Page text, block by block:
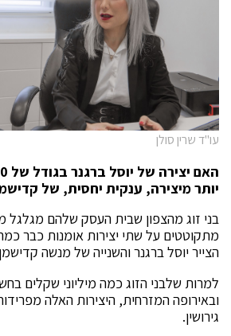
עו"ד שרין סולן
יותר מיצירה, ענקית יחסית, של
בני זוג מהצפון שבית העסק שלהם מגלגל
מתקוטטים על שתי יצירות אומנות כבר
הצייר יוסל ברגנר והשנייה של מנשה
למרות שלבני הזוג כמה מיליוני שקלים
ובאירופה המזרחית, היצירות האלה
גירושין.